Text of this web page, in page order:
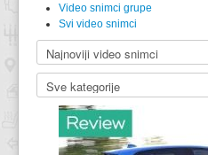
Video snimci grupe
Svi video snimci